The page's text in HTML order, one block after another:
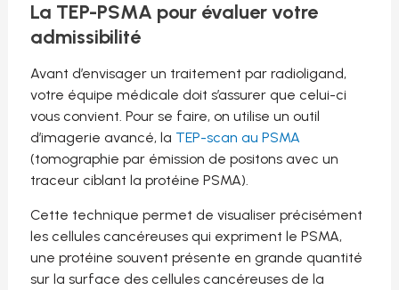
La TEP-PSMA pour évaluer votre
admissibilité
Avant d’envisager un traitement par radioligand,
votre équipe médicale doit s’assurer que celui-ci
vous convient. Pour se faire, on utilise un outil
d’imagerie avancé, la TEP-scan au PSMA
(tomographie par émission de positons avec un
traceur ciblant la protéine PSMA).
​​Cette technique permet de visualiser précisément
les cellules cancéreuses qui expriment le PSMA,
une protéine souvent présente en grande quantité
sur la surface des cellules cancéreuses de la